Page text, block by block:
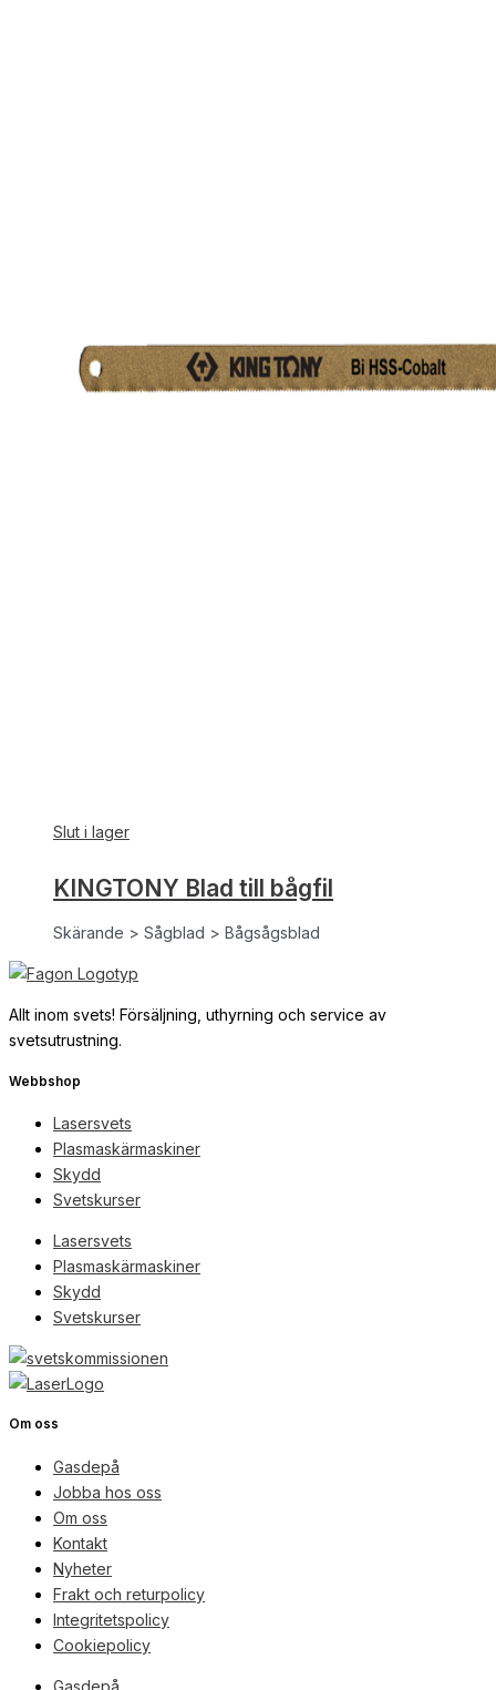
Slut i lager
KINGTONY Blad till bågfil
Skärande > Sågblad > Bågsågsblad
Allt inom svets! Försäljning, uthyrning och service av
svetsutrustning.
Webbshop
Lasersvets
Plasmaskärmaskiner
Skydd
Svetskurser
Lasersvets
Plasmaskärmaskiner
Skydd
Svetskurser
Om oss
Gasdepå
Jobba hos oss
Om oss
Kontakt
Nyheter
Frakt och returpolicy
Integritetspolicy
Cookiepolicy
Gasdepå